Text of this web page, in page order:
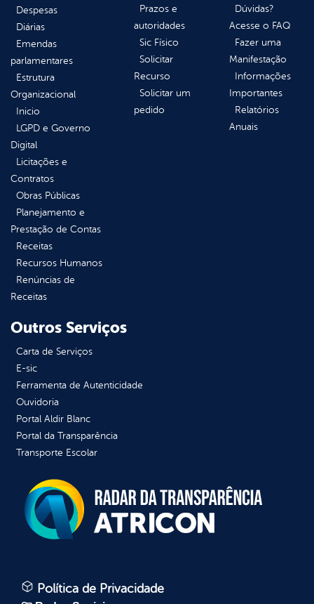
Despesas
Diárias
Emendas
parlamentares
Estrutura
Organizacional
Inicio
LGPD e Governo
Digital
Licitações e
Contratos
Obras Públicas
Planejamento e
Prestação de Contas
Receitas
Recursos Humanos
Renúncias de
Receitas
Prazos e
autoridades
Sic Físico
Solicitar
Recurso
Solicitar um
pedido
Dúvidas?
Acesse o FAQ
Fazer uma
Manifestação
Informações
Importantes
Relatórios
Anuais
Outros Serviços
Carta de Serviços
E-sic
Ferramenta de Autenticidade
Ouvidoria
Portal Aldir Blanc
Portal da Transparência
Transporte Escolar
Política de Privacidade